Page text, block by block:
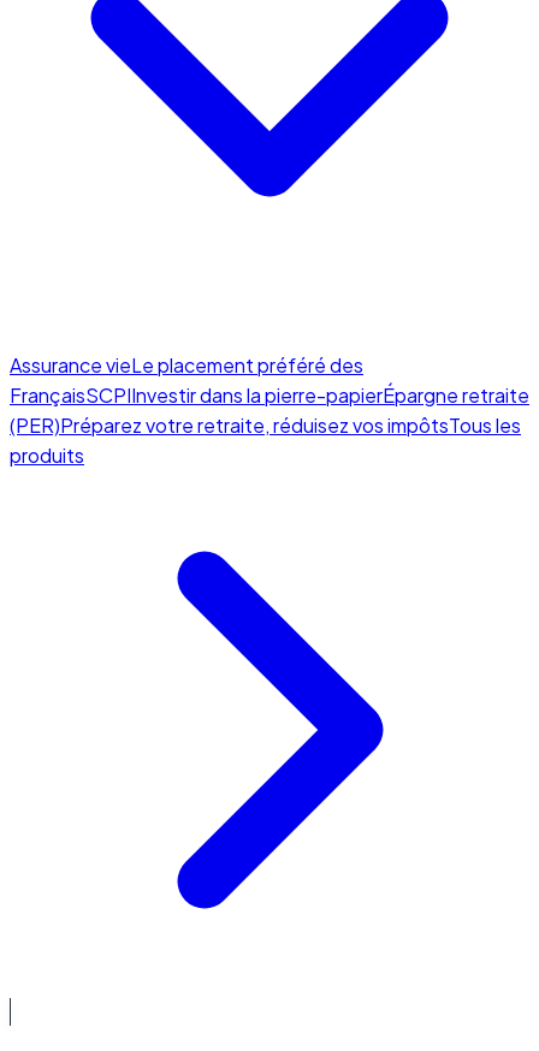
Assurance vieLe placement préféré des
FrançaisSCPIInvestir dans la pierre-papierÉpargne retraite
(PER)Préparez votre retraite, réduisez vos impôtsTous les
produits